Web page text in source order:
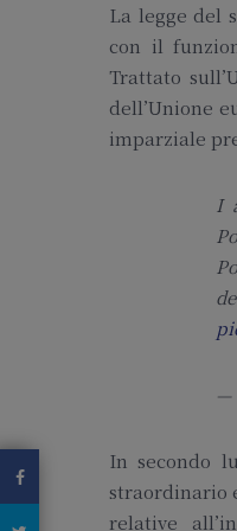
La legge del
con il
Trattato
dell’Unione
imparziale
I
—
In secondo
straordinario
relative